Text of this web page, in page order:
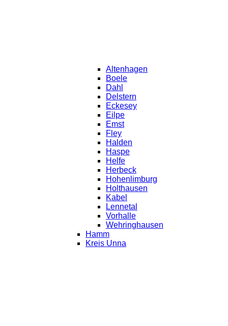
Altenhagen
Boele
Dahl
Delstern
Eckesey
Eilpe
Emst
Fley
Halden
Haspe
Helfe
Herbeck
Hohenlimburg
Holthausen
Kabel
Lennetal
Vorhalle
Wehringhausen
Hamm
Kreis Unna